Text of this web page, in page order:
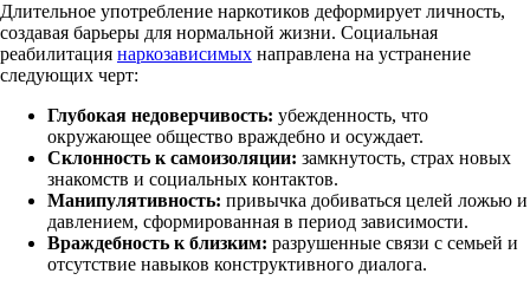
Длительное употребление наркотиков деформирует личность,
создавая барьеры для нормальной жизни. Социальная
реабилитация наркозависимых направлена на устранение
следующих черт:
Глубокая недоверчивость: убежденность, что
окружающее общество враждебно и осуждает.
Склонность к самоизоляции: замкнутость, страх новых
знакомств и социальных контактов.
Манипулятивность: привычка добиваться целей ложью и
давлением, сформированная в период зависимости.
Враждебность к близким: разрушенные связи с семьей и
отсутствие навыков конструктивного диалога.